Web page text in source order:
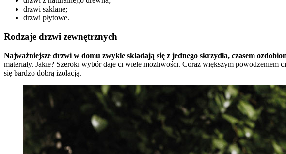
drzwi szklane;
drzwi płytowe.
Rodzaje drzwi zewnętrznych
Najważniejsze drzwi w domu zwykle składają się z jednego skrzydła, czasem
materiały. Jakie? Szeroki wybór daje ci wiele możliwości. Coraz większym powodzeniem
się bardzo dobrą izolacją.